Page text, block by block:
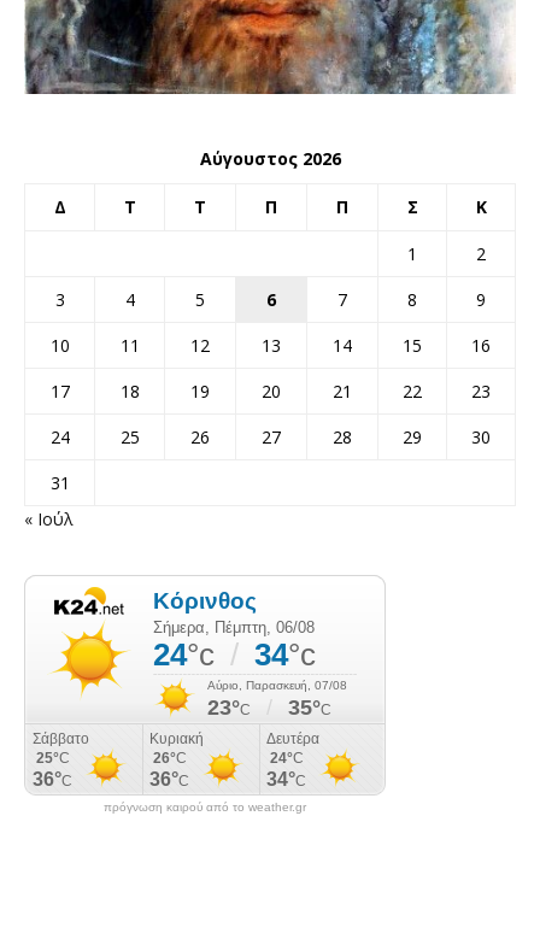
Αύγουστος 2026
Δ Τ Τ Π Π Σ Κ
1
2
3
4 5 6 7 8
9
10
11 12 13 14 15
16
17
18 19 20 21 22
23
24
25 26 27 28 29
30
31
« Ιούλ
πρόγνωση καιρού από το weather.gr